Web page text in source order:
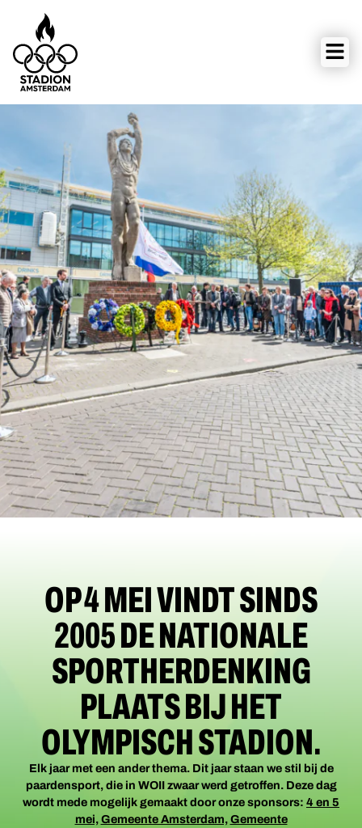
OP 4 MEI VINDT SINDS
2005 DE NATIONALE
SPORTHERDENKING
PLAATS BIJ HET
OLYMPISCH STADION.
Elk jaar met een ander thema. Dit jaar staan we stil bij de
paardensport, die in WOII zwaar werd getroffen. Deze dag
wordt mede mogelijk gemaakt door onze sponsors: 4 en 5
mei, Gemeente Amsterdam, Gemeente